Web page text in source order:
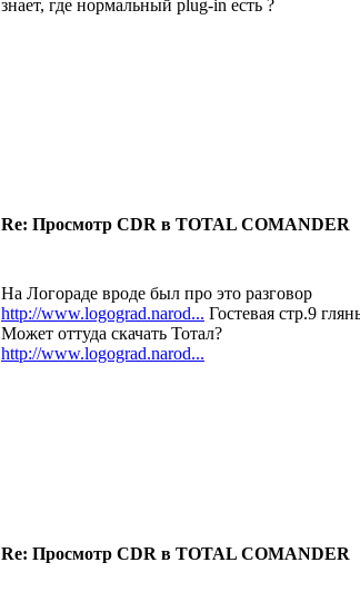
знает, где нормальный plug-in есть ?
Re: Просмотр CDR в TOTAL COMANDER
На Логораде вроде был про это разговор
http://www.logograd.narod... Гостевая стр.9
Может оттуда скачать Тотал?
http://www.logograd.narod...
Re: Просмотр CDR в TOTAL COMANDER